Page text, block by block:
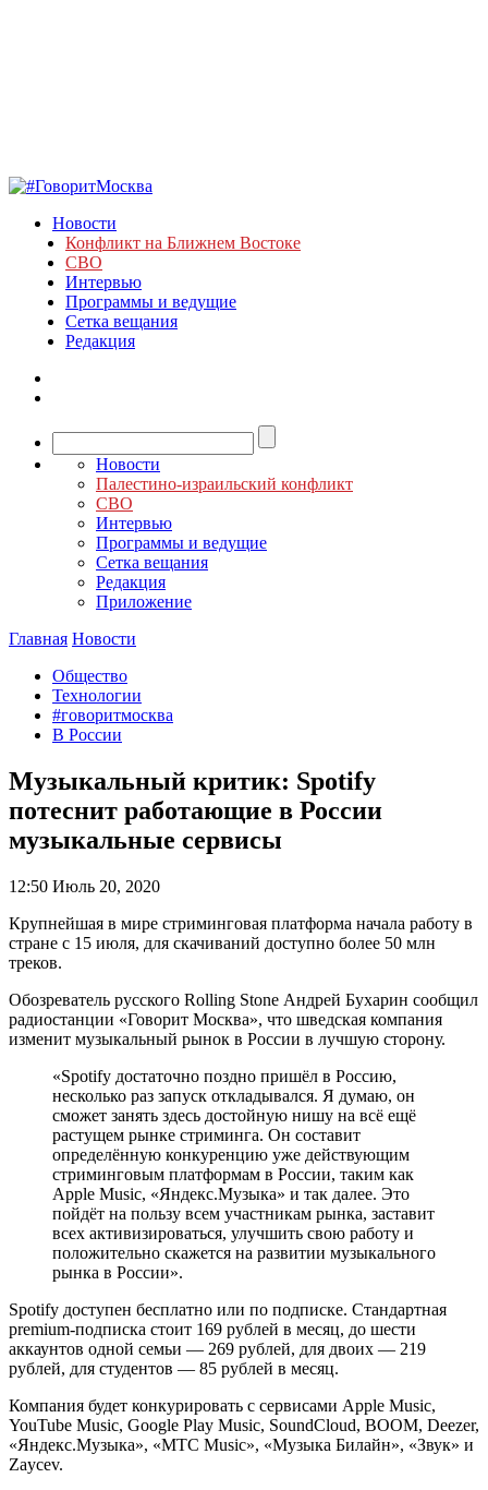
Новости
Конфликт на Ближнем Востоке
СВО
Интервью
Программы и ведущие
Сетка вещания
Редакция
Новости
Палестино-израильский конфликт
СВО
Интервью
Программы и ведущие
Сетка вещания
Редакция
Приложение
Главная Новости
Общество
Технологии
#говоритмосква
В России
Музыкальный критик: Spotify
потеснит работающие в России
музыкальные сервисы
12:50 Июль 20, 2020
Крупнейшая в мире стриминговая платформа начала работу в
стране с 15 июля, для скачиваний доступно более 50 млн
треков.
Обозреватель русского Rolling Stone Андрей Бухарин сообщил
радиостанции «Говорит Москва», что шведская компания
изменит музыкальный рынок в России в лучшую сторону.
«Spotify достаточно поздно пришёл в Россию,
несколько раз запуск откладывался. Я думаю, он
сможет занять здесь достойную нишу на всё ещё
растущем рынке стриминга. Он составит
определённую конкуренцию уже действующим
стриминговым платформам в России, таким как
Apple Music, «Яндекс.Музыка» и так далее. Это
пойдёт на пользу всем участникам рынка, заставит
всех активизироваться, улучшить свою работу и
положительно скажется на развитии музыкального
рынка в России».
Spotify доступен бесплатно или по подписке. Стандартная
premium-подписка стоит 169 рублей в месяц, до шести
аккаунтов одной семьи — 269 рублей, для двоих — 219
рублей, для студентов — 85 рублей в месяц.
Компания будет конкурировать с сервисами Apple Music,
YouTube Music, Google Play Music, SoundCloud, BOOM, Deezer,
«Яндекс.Музыка», «МТС Music», «Музыка Билайн», «Звук» и
Zaycev.